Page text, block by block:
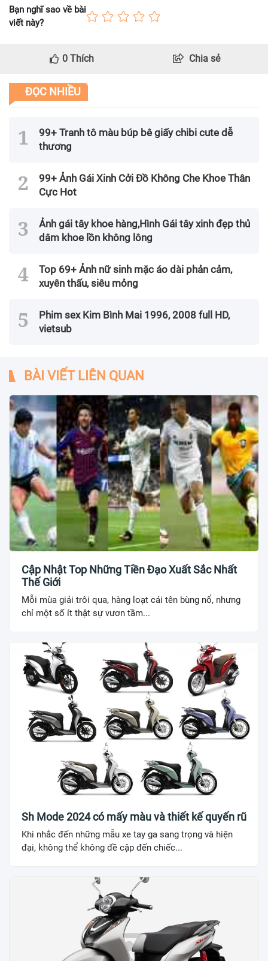
Bạn nghĩ sao về bài
viết này?
0 Thích Chia sẻ
ĐỌC NHIỀU
99+ Tranh tô màu búp bê giấy chibi cute dễ
thương
99+ Ảnh Gái Xinh Cởi Đồ Không Che Khoe Thân
Cực Hot
Ảnh gái tây khoe hàng,Hình Gái tây xinh đẹp thủ
dâm khoe lồn không lông
Top 69+ Ảnh nữ sinh mặc áo dài phản cảm,
xuyên thấu, siêu mỏng
Phim sex Kim Bình Mai 1996, 2008 full HD,
vietsub
BÀI VIẾT LIÊN QUAN
Cập Nhật Top Những Tiền Đạo Xuất Sắc Nhất
Thế Giới
Mỗi mùa giải trôi qua, hàng loạt cái tên bùng nổ, nhưng
chỉ một số ít thật sự vươn tầm...
Sh Mode 2024 có mấy màu và thiết kế quyến rũ
Khi nhắc đến những mẫu xe tay ga sang trọng và hiện
đại, không thể không đề cập đến chiếc...